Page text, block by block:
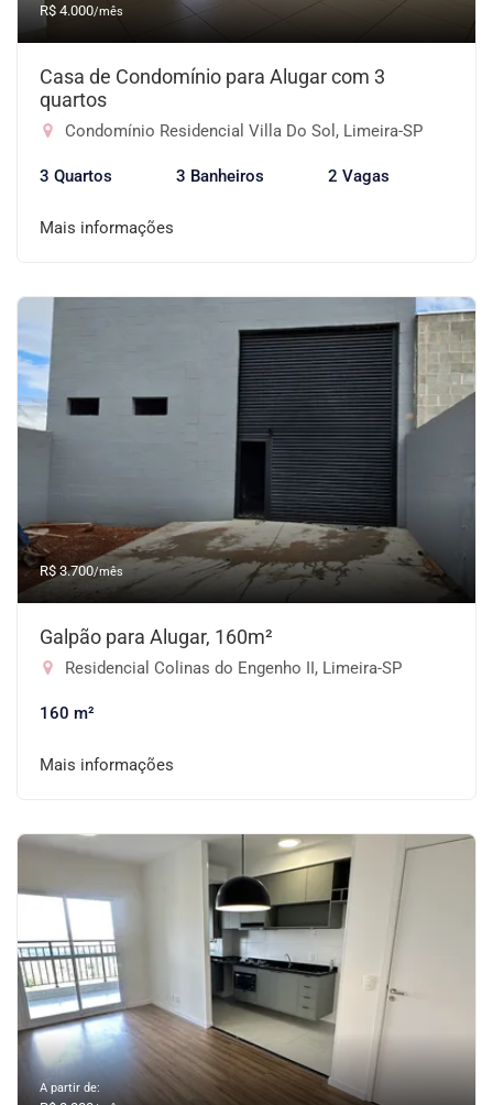
R$ 4.000/mês
Casa de Condomínio para Alugar com 3
quartos
Condomínio Residencial Villa Do Sol, Limeira-SP
3 Quartos 3 Banheiros 2 Vagas
Mais informações
R$ 3.700/mês
Galpão para Alugar, 160m²
Residencial Colinas do Engenho II, Limeira-SP
160 m²
Mais informações
A partir de: